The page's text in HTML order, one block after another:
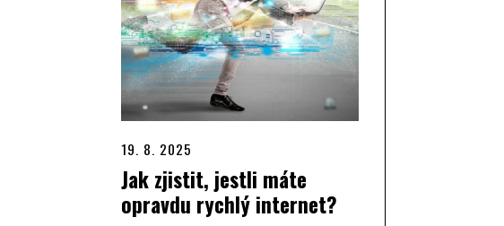
19. 8. 2025
Jak zjistit, jestli máte
opravdu rychlý internet?